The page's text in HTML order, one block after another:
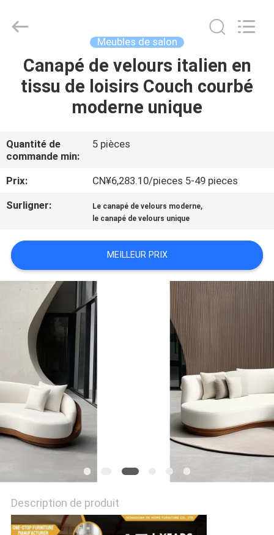
APERÇU
PRODUITS
VIDÉOS
VR
SHOW
PROPOS
DE
NOUS
VISITE
D'USINE
CONTACT
NOUVELLES
TOUS
LES
CAS
Furniture
Reserved.
Meubles de salon
Canapé de velours italien en
tissu de loisirs Couch courbé
moderne unique
Quantité de
commande min:
5 pièces
Prix:
CN¥6,283.10/pieces 5-49 pieces
Surligner:
Le canapé de velours moderne,
le canapé de velours unique
MEILLEUR PRIX
Description de produit